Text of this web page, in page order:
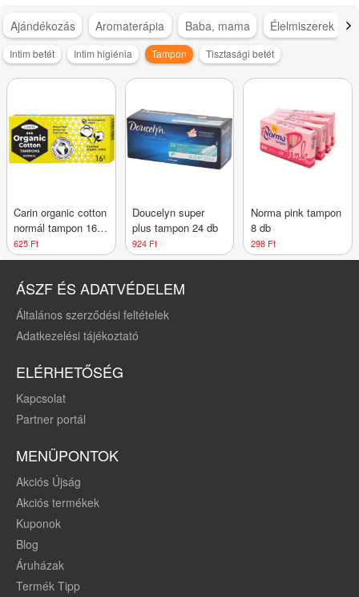
Ajándékozás Aromaterápia Baba, mama Élelmiszerek
Intim betét Intim higiénia Tampon Tisztasági betét
Carin organic cotton
normál tampon 16
db
625 Ft
Doucelyn super
plus tampon 24 db
924 Ft
Norma pink tampon
8 db
298 Ft
ÁSZF ÉS ADATVÉDELEM
Általános szerződési feltételek
Adatkezelési tájékoztató
ELÉRHETŐSÉG
Kapcsolat
Partner portál
MENÜPONTOK
Akciós Újság
Akciós termékek
Kuponok
Blog
Áruházak
Termék Tipp